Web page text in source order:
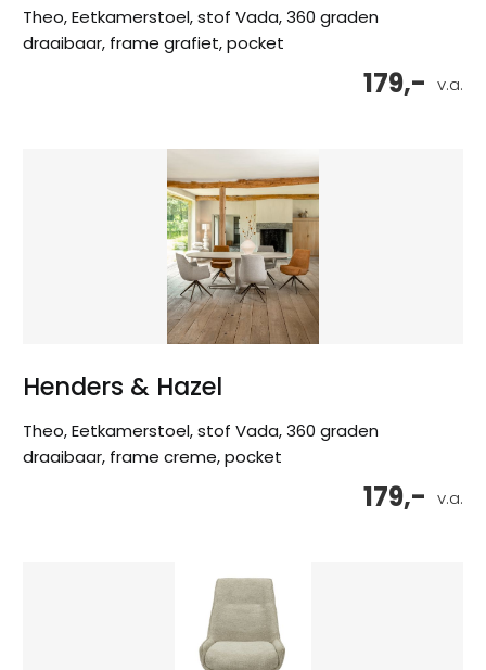
Theo, Eetkamerstoel, stof Vada, 360 graden
draaibaar, frame grafiet, pocket
v.a.
179,-
Henders & Hazel
Theo, Eetkamerstoel, stof Vada, 360 graden
draaibaar, frame creme, pocket
v.a.
179,-